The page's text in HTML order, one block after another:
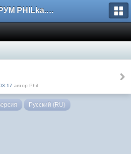
ФОРУМ PHILka.RU
автор Phil
Русский (RU)